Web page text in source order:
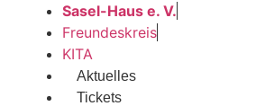
wechseln
Sasel-Haus e. V.
Freundeskreis
KITA
Aktuelles
Tickets